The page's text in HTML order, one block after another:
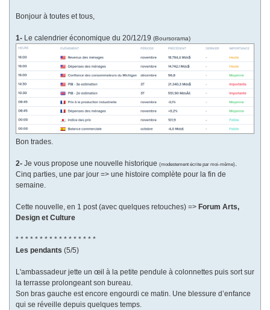
.
Bonjour à toutes et tous,
1- Le calendrier économique du 20/12/19 (Boursorama)
Bon trades.
2- Je vous propose une nouvelle historique (modestement écrite par moi-même).
Cinq parties, une par jour => une histoire complète pour la fin de
semaine.
Cette nouvelle, en 1 post (avec quelques retouches) => Forum Arts,
Design et Culture
* * * * * * * * * * * * * * * * *
Les pendants (5/5)
L'ambassadeur jette un œil à la petite pendule à colonnettes puis sort sur
la terrasse prolongeant son bureau.
Son bras gauche est encore engourdi ce matin. Une blessure d’enfance
qui se réveille depuis quelques temps.